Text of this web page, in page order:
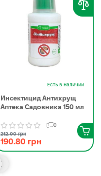
Есть в наличии
Инсектицид Антихрущ
Аптека Садовника 150 мл
0
212.00 грн
190.80 грн